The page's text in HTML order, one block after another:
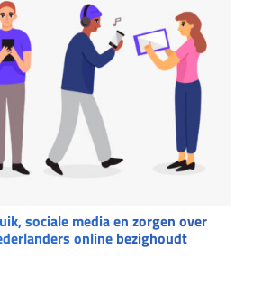
sociale media en zorgen over
online bezighoudt